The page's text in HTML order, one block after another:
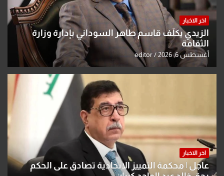
اخر الاخبار
الزيدي يكلّف قاسم طاهر السوداني بإدارة وزارة
الثقافة
أغسطس 6, 2026 editor
اخر الاخبار
عاجل | محكمة التمييز الاتحادية تصادق على الحكم